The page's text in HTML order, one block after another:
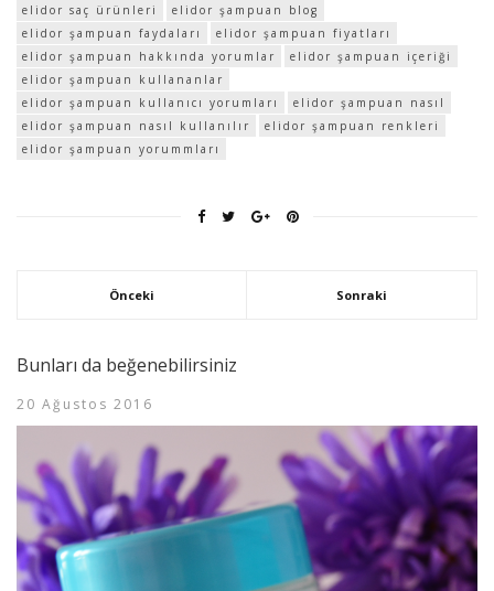
elidor saç ürünleri
elidor şampuan blog
elidor şampuan faydaları
elidor şampuan fiyatları
elidor şampuan hakkında yorumlar
elidor şampuan içeriği
elidor şampuan kullananlar
elidor şampuan kullanıcı yorumları
elidor şampuan nasıl
elidor şampuan nasıl kullanılır
elidor şampuan renkleri
elidor şampuan yorummları
Önceki Sonraki
Bunları da beğenebilirsiniz
20 Ağustos 2016